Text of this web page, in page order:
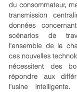
du consommateur,
transmission
données
scénarios de
l'ensemble de la
ces nouvelles
nécessitent des
répondre aux
l'usine intelligente.